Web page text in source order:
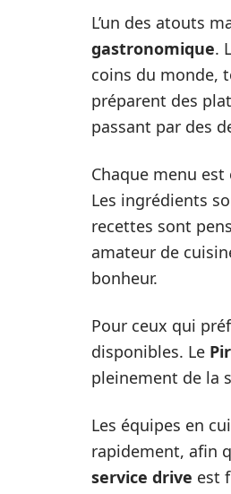
L’un des atouts
gastronomique.
coins du monde,
préparent des
passant par des
Chaque menu
Les ingrédients
recettes sont
amateur de
bonheur.
Pour ceux qui
disponibles. Le
pleinement de la
Les équipes en
rapidement, afin
service drive est